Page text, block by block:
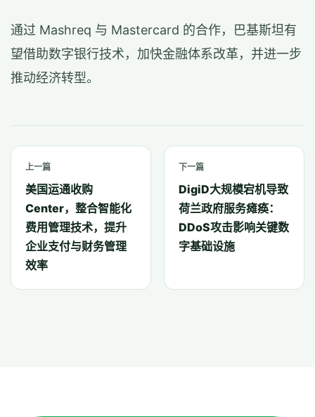
通过 Mashreq 与 Mastercard 的合作，巴基斯坦有
望借助数字银行技术，加快金融体系改革，并进一步
推动经济转型。
上一篇
美国运通收购
Center，整合智能化
费用管理技术，提升
企业支付与财务管理
效率
下一篇
DigiD大规模宕机导致
荷兰政府服务瘫痪：
DDoS攻击影响关键数
字基础设施